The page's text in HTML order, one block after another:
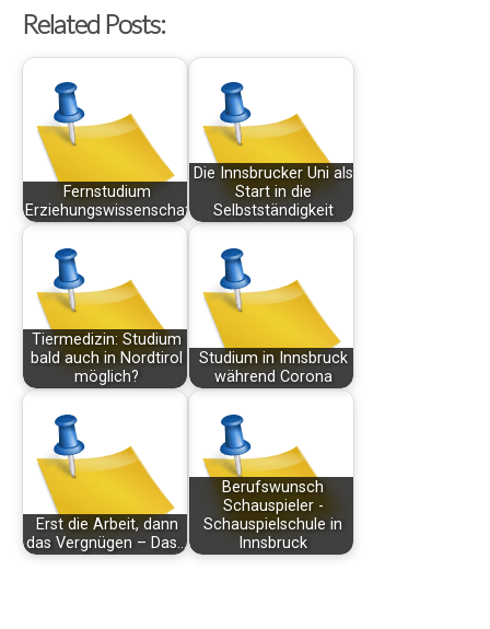
Related Posts:
Fernstudium
Erziehungswissenschaften
Die Innsbrucker Uni als
Start in die
Selbstständigkeit
Tiermedizin: Studium
bald auch in Nordtirol
möglich?
Studium in Innsbruck
während Corona
Erst die Arbeit, dann
das Vergnügen – Das…
Berufswunsch
Schauspieler -
Schauspielschule in
Innsbruck